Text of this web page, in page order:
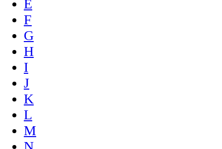
E
F
G
H
I
J
K
L
M